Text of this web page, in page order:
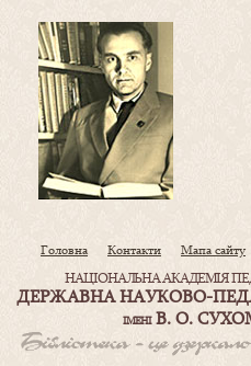
Головна Контакти Мапа сайту
НАЦІОНАЛЬНА АКАДЕМІЯ
ДЕРЖАВНА НАУКОВО-
ІМЕНІВ. О.